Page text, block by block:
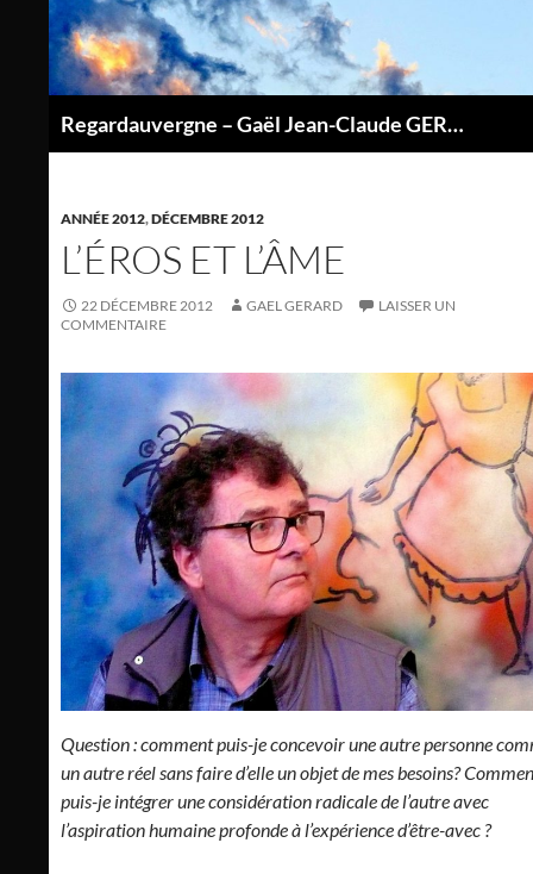
contenu
Regardauvergne – Gaël Jean-Claude GERARD
ANNÉE 2012,DÉCEMBRE 2012
L’ÉROS ET L’ÂME
22 DÉCEMBRE 2012 GAEL GERARD
LAISSER UN
COMMENTAIRE
Question: comment puis-je concevoir une autre personne
un autre réel sans faire d’elle un objet de mes besoins?
puis-je intégrer une considération radicale de l’autre avec
l’aspiration humaine profonde à l’expérience d’être-avec ?